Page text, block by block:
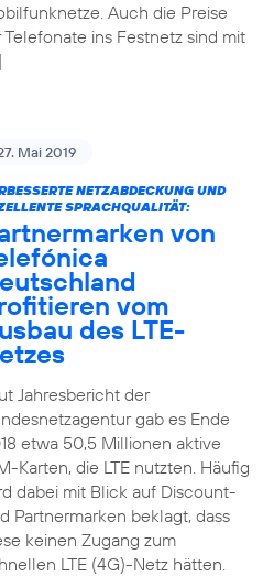
Auch die Preise
Telefonate ins Festnetz sind mit
Mai 2019
NETZABDECKUNG UND
SPRACHQUALITÄT:
von
vom
des LTE-
Jahresbericht der
gab es Ende
etwa 50,5 Millionen aktive
Karten, die LTE nutzten. Häufig
dabei mit Blick auf Discount-
Partnermarken beklagt, dass
keinen Zugang zum
LTE (4G)-Netz hätten.